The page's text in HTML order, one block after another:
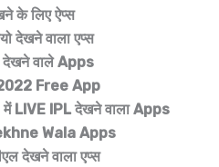
के लिए ऐप्स
देखने वाला एप्स
वाले Apps
Free App
LIVE IPL देखने वाला Apps
Wala Apps
देखने वाला एप्स